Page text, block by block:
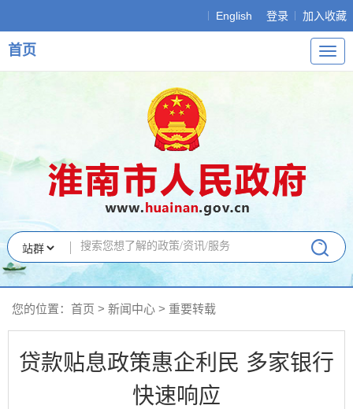
English 登录 加入收藏
导
航
首页
您的位置： 首页 > 新闻中心 > 重要转载
贷款贴息政策惠企利民 多家银行
快速响应